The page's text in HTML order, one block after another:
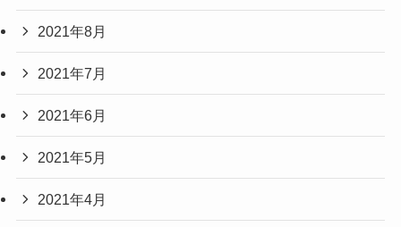
2021年8月
2021年7月
2021年6月
2021年5月
2021年4月